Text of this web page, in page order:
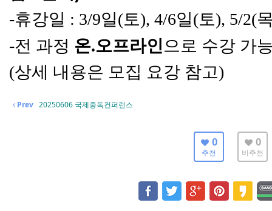
-휴강일 : 3/9일(토), 4/6일(토), 5/2(
-전 과정 온.오프라인으로 수강 가
(상세 내용은 모집 요강 참고)
Prev 20250606 국제중독컨퍼런스
0
추천
0
비추천